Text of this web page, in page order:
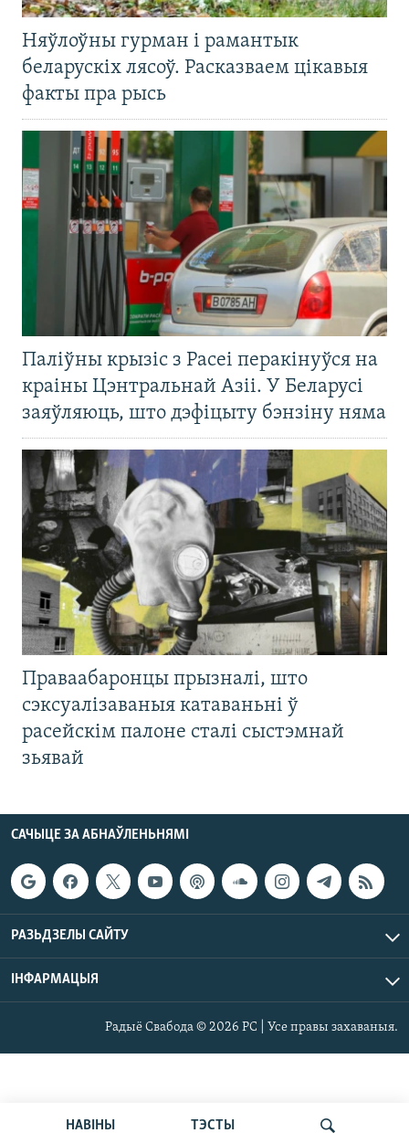
НАВІНЫ ТЭСТЫ
Няўлоўны гурман і рамантык
беларускіх лясоў. Расказваем цікавыя
факты пра рысь
Паліўны крызіс з Расеі перакінуўся на
краіны Цэнтральнай Азіі. У Беларусі
заяўляюць, што дэфіцыту бэнзіну няма
Праваабаронцы прызналі, што
сэксуалізаваныя катаваньні ў
расейскім палоне сталі сыстэмнай
зьявай
САЧЫЦЕ ЗА АБНАЎЛЕНЬНЯМІ
РАЗЬДЗЕЛЫ САЙТУ
ІНФАРМАЦЫЯ
Радыё Свабода © 2026 РС | Усе правы захаваныя.